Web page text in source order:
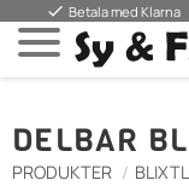
Meny
done Betala med Klarna
DELBAR
PRODUKTER